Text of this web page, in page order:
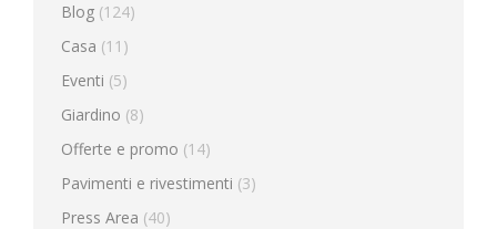
Blog (124)
Casa (11)
Eventi (5)
Giardino (8)
Offerte e promo (14)
Pavimenti e rivestimenti (3)
Press Area (40)